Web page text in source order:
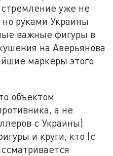
уже не
руками Украины
важные фигуры в
на Аверьянова
маркеры этого
объектом
а не
с Украины)
и круги, кто (с